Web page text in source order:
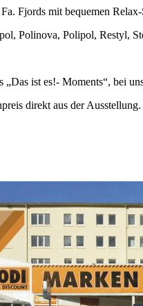
Fjords mit bequemen
Polinova, Polipol, Restyl,
ist es!- Moments“, bei
direkt aus der